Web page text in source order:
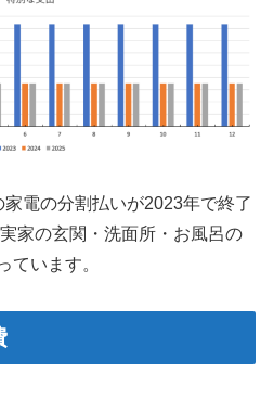
電の分割払いが2023年で終了
家の玄関・洗面所・お風呂の
ています。